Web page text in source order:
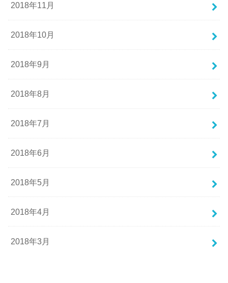
2018年11月
2018年10月
2018年9月
2018年8月
2018年7月
2018年6月
2018年5月
2018年4月
2018年3月